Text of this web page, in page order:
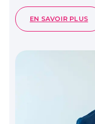
EN SAVOIR PLUS: